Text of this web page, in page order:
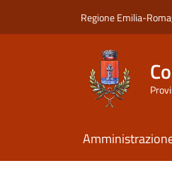
Regione Emilia-